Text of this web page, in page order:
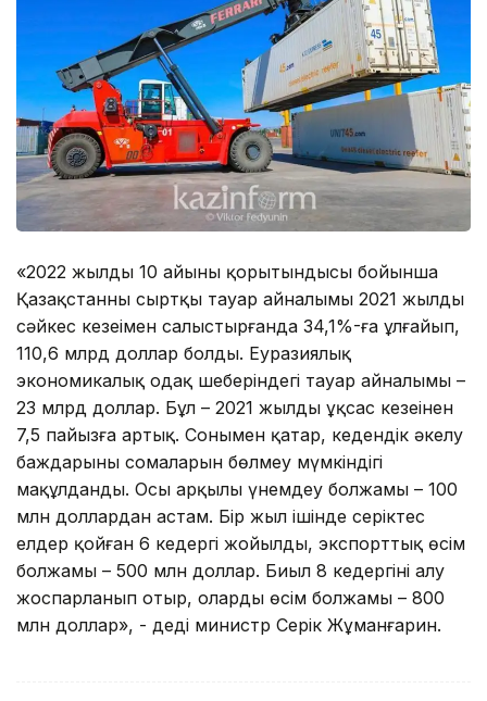
«2022 жылдың 10 айының қорытындысы бойынша
Қазақстанның сыртқы тауар айналымы 2021 жылдың
сәйкес кезеңімен салыстырғанда 34,1%-ға ұлғайып,
110,6 млрд доллар болды. Еуразиялық
экономикалық одақ шеңберіндегі тауар айналымы –
23 млрд доллар. Бұл – 2021 жылдың ұқсас кезеңінен
7,5 пайызға артық. Сонымен қатар, кедендік әкелу
баждарының сомаларын бөлмеу мүмкіндігі
мақұлданды. Осы арқылы үнемдеу болжамы – 100
млн доллардан астам. Бір жыл ішінде серіктес
елдер қойған 6 кедергі жойылды, экспорттық өсім
болжамы – 500 млн доллар. Биыл 8 кедергіні алу
жоспарланып отыр, олардың өсім болжамы – 800
млн доллар», - деді министр Серік Жұманғарин.